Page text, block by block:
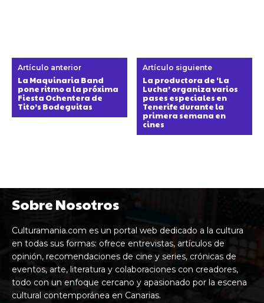
Artículo anterior
La Maquinaria Band
pone ritmo a la próxima
Fiesta Ochentera de
Tito’s Bodeguitas
Artículo siguiente
La productora de ‘La
Lucha’ organiza varios
pases especiales en
Tenerife durante la
primera semana en
cines
Sobre Nosotros
Culturamania.com es un portal web dedicado a la cultura
en todas sus formas: ofrece entrevistas, artículos de
opinión, recomendaciones de cine y series, crónicas de
eventos, arte, literatura y colaboraciones con creadores,
todo con un enfoque cercano y apasionado por la escena
cultural contemporánea en Canarias.